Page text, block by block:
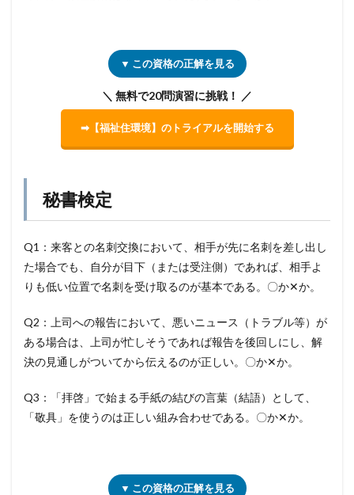
▼ この資格の正解を見る
＼ 無料で20問演習に挑戦！ ／
➡【福祉住環境】のトライアルを開始する
秘書検定
Q1：来客との名刺交換において、相手が先に名刺を差し出し
た場合でも、自分が目下（または受注側）であれば、相手よ
りも低い位置で名刺を受け取るのが基本である。〇か✕か。
Q2：上司への報告において、悪いニュース（トラブル等）が
ある場合は、上司が忙しそうであれば報告を後回しにし、解
決の見通しがついてから伝えるのが正しい。〇か✕か。
Q3：「拝啓」で始まる手紙の結びの言葉（結語）として、
「敬具」を使うのは正しい組み合わせである。〇か✕か。
▼ この資格の正解を見る